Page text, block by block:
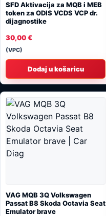
SFD Aktivacija za MQB i MEB
token za ODIS VCDS VCP dr.
dijagnostike
30,00€
(VPC)
Dodaj u košaricu
VAG MQB 3Q Volkswagen
Passat B8 Skoda Octavia Seat
Emulator brave